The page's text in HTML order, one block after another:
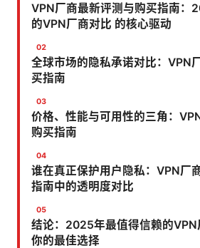
VPN厂商最新评测与购买指南：
的VPN厂商对比 的核心驱动
全球市场的隐私承诺对比：VPN
买指南
价格、性能与可用性的三角：
购买指南
谁在真正保护用户隐私：VPN厂
指南中的透明度对比
结论：2025年最值得信赖的VPN
你的最佳选择